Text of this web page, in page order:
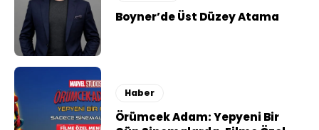
Boyner’de Üst Düzey Atama
Haber
Örümcek Adam: Yepyeni Bir